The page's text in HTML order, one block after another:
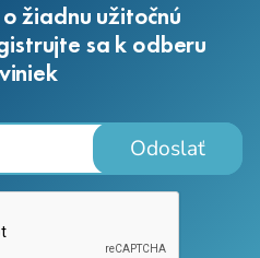
žiadnu užitočnú
sa k odberu
Odoslať